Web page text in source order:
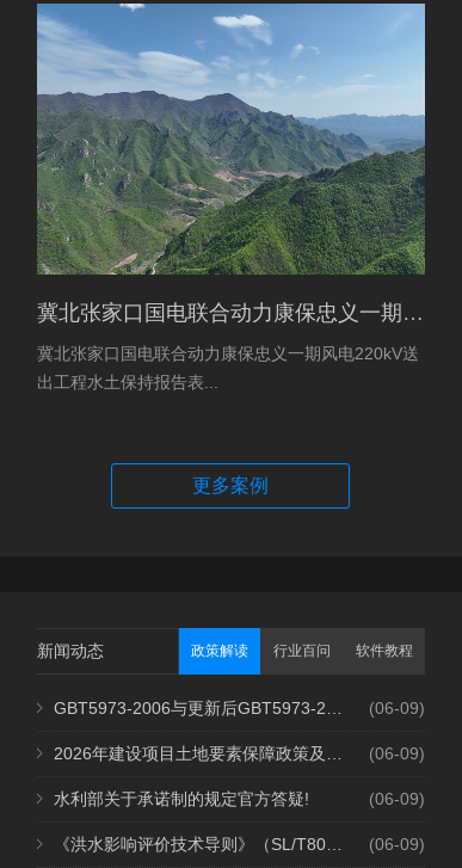
冀北张家口国电联合动力康保忠义一期风电220kV送出工程水土保持报告表
冀北张家口国电联合动力康保忠义一期风电220kV送
出工程水土保持报告表...
更多案例
新闻动态 政策解读 行业百问 软件教程
2个月前
(06-09)
2个月前
(06-09)
2个月前
(06-09)
水利部关于承诺制的规定官方答疑!
2个月前
(06-09)
《洪水影响评价技术导则》（SL/T808-2025）核心解读